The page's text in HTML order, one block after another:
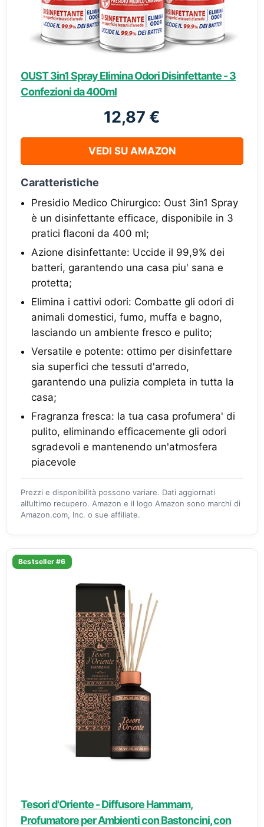
OUST 3in1 Spray Elimina Odori Disinfettante - 3
Confezioni da 400ml
12,87 €
VEDI SU AMAZON
Caratteristiche
Presidio Medico Chirurgico: Oust 3in1 Spray
è un disinfettante efficace, disponibile in 3
pratici flaconi da 400 ml;
Azione disinfettante: Uccide il 99,9% dei
batteri, garantendo una casa piu' sana e
protetta;
Elimina i cattivi odori: Combatte gli odori di
animali domestici, fumo, muffa e bagno,
lasciando un ambiente fresco e pulito;
Versatile e potente: ottimo per disinfettare
sia superfici che tessuti d'arredo,
garantendo una pulizia completa in tutta la
casa;
Fragranza fresca: la tua casa profumera' di
pulito, eliminando efficacemente gli odori
sgradevoli e mantenendo un'atmosfera
piacevole
Prezzi e disponibilità possono variare. Dati aggiornati
all’ultimo recupero. Amazon e il logo Amazon sono marchi di
Amazon.com, Inc. o sue affiliate.
Bestseller #6
Tesori d'Oriente - Diffusore Hammam,
Profumatore per Ambienti con Bastoncini, con